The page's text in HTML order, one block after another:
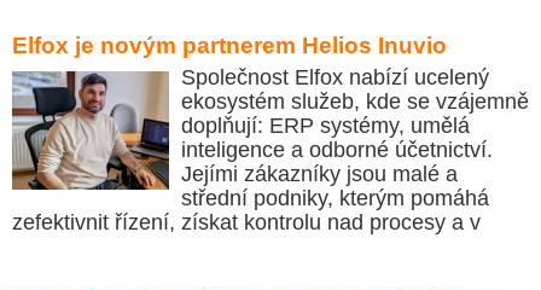
Elfox je novým partnerem Helios Inuvio
Společnost Elfox nabízí ucelený
ekosystém služeb, kde se vzájemně
doplňují: ERP systémy, umělá
inteligence a odborné účetnictví.
Jejími zákazníky jsou malé a
střední podniky, kterým pomáhá
zefektivnit řízení, získat kontrolu nad procesy a v